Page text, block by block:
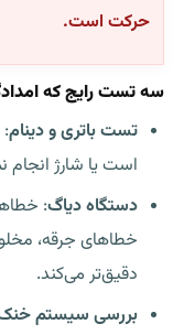
حرکت است.
سه تست رایج که
تست باتری و دینام:
است یا شارژ
دستگاه دیاگ
خطاهای جرقه،
دقیق‌تر می‌کند.
بررسی سیستم